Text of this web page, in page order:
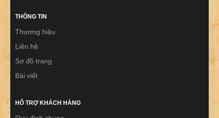
THÔNG TIN
Thương hiệu
Liên hệ
Sơ đồ trang
Bài viết
HỖ TRỢ KHÁCH HÀNG